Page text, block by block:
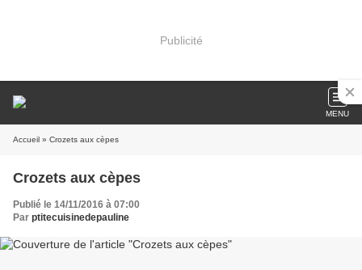
Publicité
MENU
Accueil » Crozets aux cèpes
Crozets aux cèpes
Publié le 14/11/2016 à 07:00
Par ptitecuisinedepauline